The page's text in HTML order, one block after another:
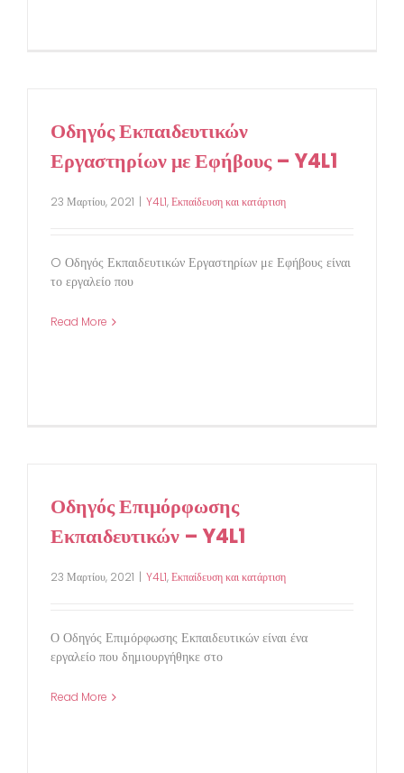
Οδηγός Εκπαιδευτικών
Εργαστηρίων με Εφήβους – Y4L1
23 Μαρτίου, 2021 | Y4L1,Εκπαίδευση και κατάρτιση
O Οδηγός Εκπαιδευτικών Εργαστηρίων με Εφήβους είναι
το εργαλείο που
Read More
Οδηγός Επιμόρφωσης
Εκπαιδευτικών – Y4L1
23 Μαρτίου, 2021 | Y4L1,Εκπαίδευση και κατάρτιση
Ο Οδηγός Επιμόρφωσης Εκπαιδευτικών είναι ένα
εργαλείο που δημιουργήθηκε στο
Read More